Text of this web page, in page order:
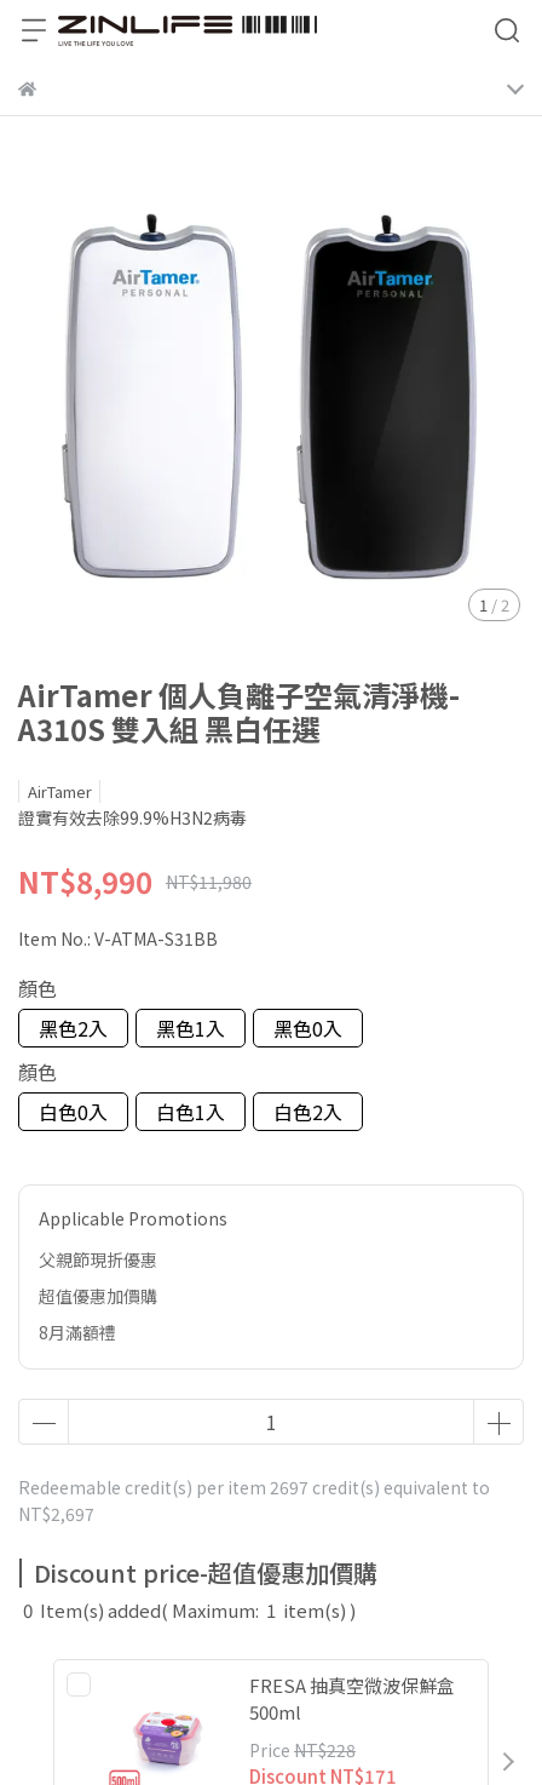
1 / 2
AirTamer 個人負離子空氣清淨機-
A310S 雙入組 黑白任選
AirTamer
證實有效去除99.9%H3N2病毒
NT$8,990 NT$11,980
Item No.: V-ATMA-S31BB
顏色
黑色2入
黑色1入
黑色0入
顏色
白色0入
白色1入 白色2入
Applicable Promotions
父親節現折優惠
超值優惠加價購
8月滿額禮
Redeemable credit(s) per item 2697 credit(s) equivalent to
NT$2,697
Discount price-超值優惠加價購
0 Item(s) added( Maximum: 1 item(s) )
FRESA 抽真空微波保鮮盒
500ml
Price NT$228
Discount NT$171